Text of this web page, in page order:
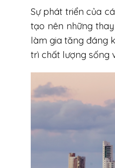
Sự phát triển của
tạo nên những
làm gia tăng đáng
trì chất lượng sống